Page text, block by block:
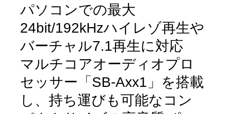
パソコンでの最大
24bit/192kHzハイレゾ再生や
バーチャル7.1再生に対応
マルチコアオーディオプロ
セッサー「SB-Axx1」を搭載
し、持ち運びも可能なコン